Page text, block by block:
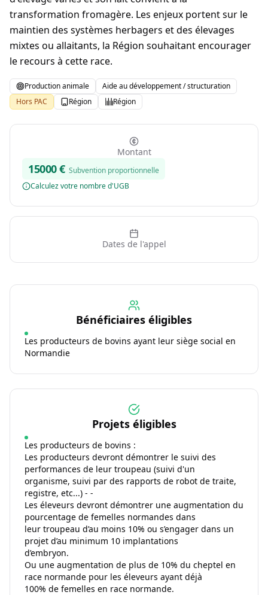
transformation fromagère. Les enjeux portent sur le
maintien des systèmes herbagers et des élevages
mixtes ou allaitants, la Région souhaitant encourager
le recours à cette race.
Production animale
Aide au développement / structuration
Hors PAC
Région Région
Montant
15000€ Subvention proportionnelle
Calculez votre nombre d'UGB
Dates de l'appel
Bénéficiaires éligibles
Les producteurs de bovins ayant leur siège social en
Normandie
Projets éligibles
Les producteurs de bovins :
Les producteurs devront démontrer le suivi des
performances de leur troupeau (suivi d'un
organisme, suivi par des rapports de robot de traite,
registre, etc...) - -
Les éleveurs devront démontrer une augmentation du
pourcentage de femelles normandes dans
leur troupeau d’au moins 10% ou s’engager dans un
projet d’au minimum 10 implantations
d’embryon.
Ou une augmentation de plus de 10% du cheptel en
race normande pour les éleveurs ayant déjà
100% de femelles en race normande.